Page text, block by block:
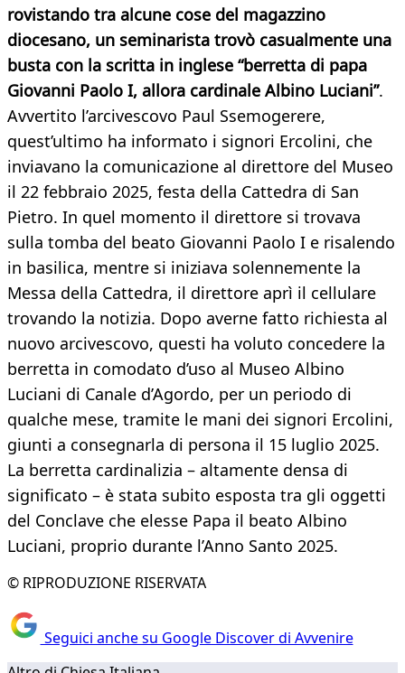
rovistando tra alcune cose del magazzino
diocesano, un seminarista trovò casualmente una
busta con la scritta in inglese “berretta di papa
Giovanni Paolo I, allora cardinale Albino Luciani”.
Avvertito l’arcivescovo Paul Ssemogerere,
quest’ultimo ha informato i signori Ercolini, che
inviavano la comunicazione al direttore del Museo
il 22 febbraio 2025, festa della Cattedra di San
Pietro. In quel momento il direttore si trovava
sulla tomba del beato Giovanni Paolo I e risalendo
in basilica, mentre si iniziava solennemente la
Messa della Cattedra, il direttore aprì il cellulare
trovando la notizia. Dopo averne fatto richiesta al
nuovo arcivescovo, questi ha voluto concedere la
berretta in comodato d’uso al Museo Albino
Luciani di Canale d’Agordo, per un periodo di
qualche mese, tramite le mani dei signori Ercolini,
giunti a consegnarla di persona il 15 luglio 2025.
La berretta cardinalizia – altamente densa di
significato – è stata subito esposta tra gli oggetti
del Conclave che elesse Papa il beato Albino
Luciani, proprio durante l’Anno Santo 2025.
© RIPRODUZIONE RISERVATA
Seguici anche su Google Discover di Avvenire